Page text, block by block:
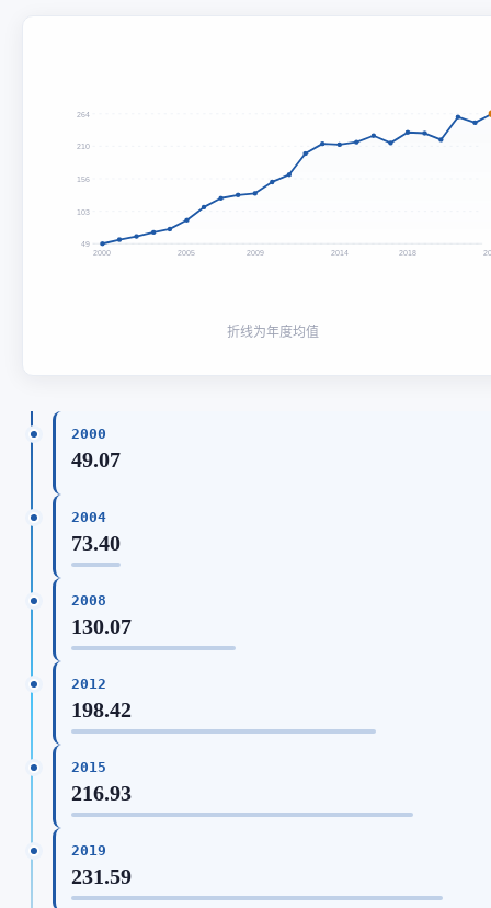
264
210
156
103
49
2000 2005 2009 2014 2018
折线为年度均值
2000
49.07
2004
73.40
2008
130.07
2012
198.42
2015
216.93
2019
231.59